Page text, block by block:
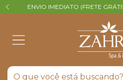
ENVIO IMEDIATO (FRETE